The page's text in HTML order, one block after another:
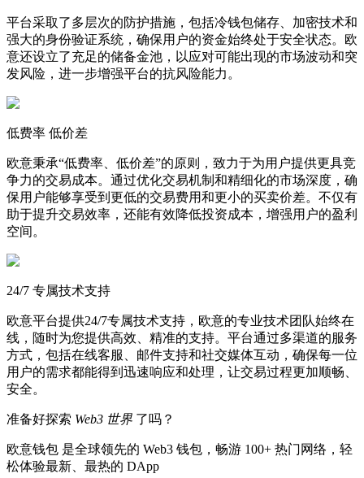
平台采取了多层次的防护措施，包括冷钱包储存、加密技术和
强大的身份验证系统，确保用户的资金始终处于安全状态。欧
意还设立了充足的储备金池，以应对可能出现的市场波动和突
发风险，进一步增强平台的抗风险能力。
低费率 低价差
欧意秉承“低费率、低价差”的原则，致力于为用户提供更具竞
争力的交易成本。通过优化交易机制和精细化的市场深度，确
保用户能够享受到更低的交易费用和更小的买卖价差。不仅有
助于提升交易效率，还能有效降低投资成本，增强用户的盈利
空间。
24/7 专属技术支持
欧意平台提供24/7专属技术支持，欧意的专业技术团队始终在
线，随时为您提供高效、精准的支持。平台通过多渠道的服务
方式，包括在线客服、邮件支持和社交媒体互动，确保每一位
用户的需求都能得到迅速响应和处理，让交易过程更加顺畅、
安全。
准备好探索 Web3 世界 了吗？
欧意钱包 是全球领先的 Web3 钱包，畅游 100+ 热门网络，轻
松体验最新、最热的 DApp